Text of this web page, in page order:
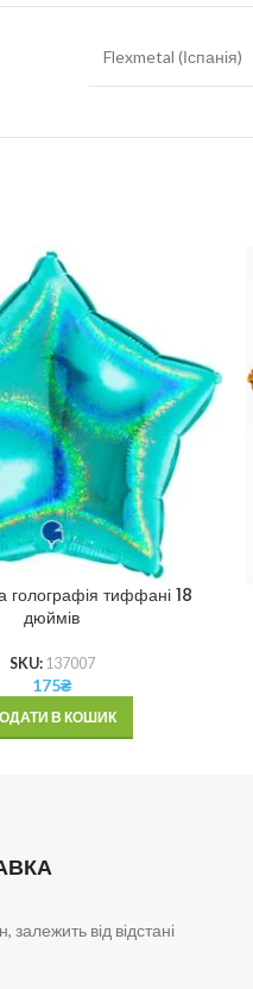
Flexmetal (Іспанія)
голографія тиффані 18
дюймів
SKU: 137007
175₴
В КОШИК
залежить від відстані